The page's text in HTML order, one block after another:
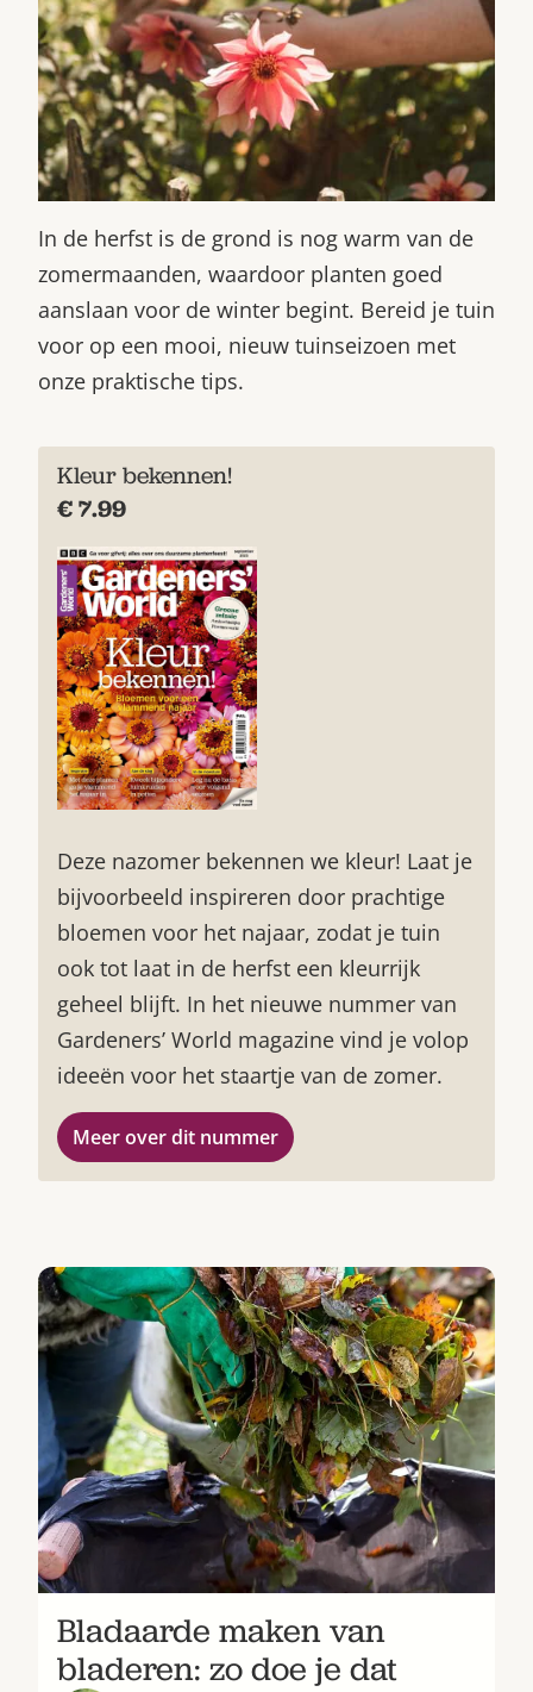
In de herfst is de grond is nog warm van de
zomermaanden, waardoor planten goed
aanslaan voor de winter begint. Bereid je tuin
voor op een mooi, nieuw tuinseizoen met
onze praktische tips.
Kleur bekennen!
€ 7.99
Deze nazomer bekennen we kleur! Laat je
bijvoorbeeld inspireren door prachtige
bloemen voor het najaar, zodat je tuin
ook tot laat in de herfst een kleurrijk
geheel blijft. In het nieuwe nummer van
Gardeners’ World magazine vind je volop
ideeën voor het staartje van de zomer.
Meer over dit nummer
Bladaarde maken van
bladeren: zo doe je dat